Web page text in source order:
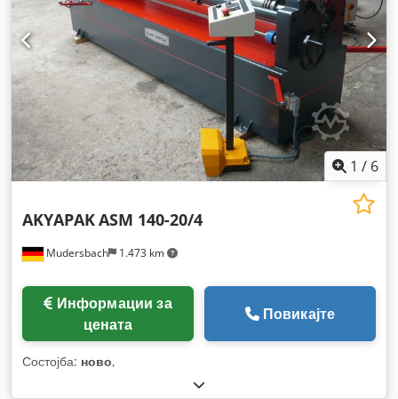
1 / 6
Mudersbach 1.473 km
AKYAPAKASM 140-20/4
цената
Повикајте
Состојба: ново,